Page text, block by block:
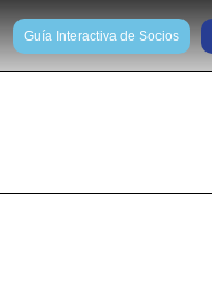
Guía Interactiva de Socios